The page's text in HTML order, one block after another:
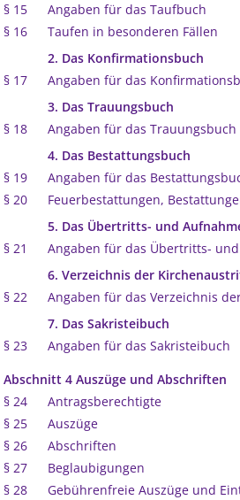
§ 15
Angaben für das Taufbuch
§ 16
Taufen in besonderen Fällen
2. Das Konfirmationsbuch
§ 17
Angaben für das
3. Das Trauungsbuch
§ 18
Angaben für das Trauungsbuch
4. Das Bestattungsbuch
§ 19
Angaben für das
§ 20
Feuerbestattungen,
5. Das Übertritts- und
§ 21
Angaben für das Übertritts-
6. Verzeichnis der
§ 22
Angaben für das Verzeichnis
7. Das Sakristeibuch
§ 23
Angaben für das Sakristeibuch
Abschnitt 4 Auszüge und Abschriften
§ 24
Antragsberechtigte
§ 25
Auszüge
§ 26
Abschriften
§ 27
Beglaubigungen
§ 28
Gebührenfreie Auszüge und